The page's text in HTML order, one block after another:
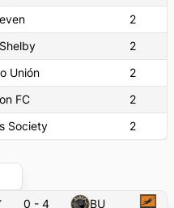
2
2
Unión
2
FC
2
Society 2
0 - 4
BU